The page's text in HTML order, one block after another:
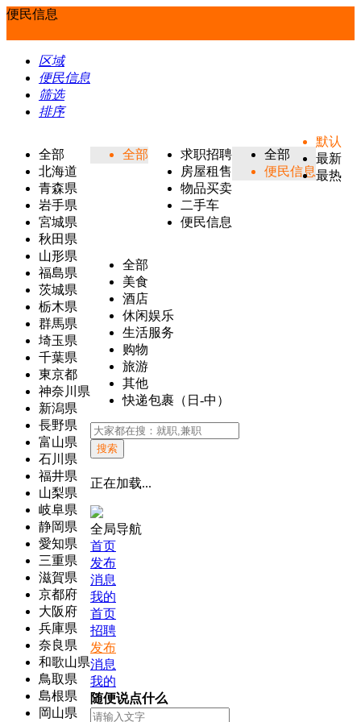
便民信息
区域
便民信息
筛选
排序
全部
北海道
青森県
岩手県
宮城県
秋田県
山形県
福島県
茨城県
栃木県
群馬県
埼玉県
千葉県
東京都
神奈川県
新潟県
長野県
富山県
石川県
福井県
山梨県
岐阜県
静岡県
愛知県
三重県
滋賀県
京都府
大阪府
兵庫県
奈良県
和歌山県
鳥取県
島根県
岡山県
全部
求职招聘
房屋租售
物品买卖
二手车
便民信息
全部
便民信息
全部
美食
酒店
休闲娱乐
生活服务
购物
旅游
其他
快递包裹（日-中）
默认
最新
最热
搜索
正在加载...
全局导航
首页
发布
消息
我的
首页
招聘
发布
消息
我的
随便说点什么